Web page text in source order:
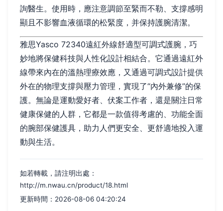
詢醫生。使用時，應注意調節至緊而不勒、支撐感明
顯且不影響血液循環的松緊度，并保持護腕清潔。
雅思Yasco 72340遠紅外線舒適型可調式護腕，巧
妙地將保健科技與人性化設計相結合。它通過遠紅外
線帶來內在的溫熱理療效應，又通過可調式設計提供
外在的物理支撐與壓力管理，實現了“內外兼修”的保
護。無論是運動愛好者、伏案工作者，還是關注日常
健康保健的人群，它都是一款值得考慮的、功能全面
的腕部保健護具，助力人們更安全、更舒適地投入運
動與生活。
如若轉載，請注明出處：
http://m.nwau.cn/product/18.html
更新時間：2026-08-06 04:20:24